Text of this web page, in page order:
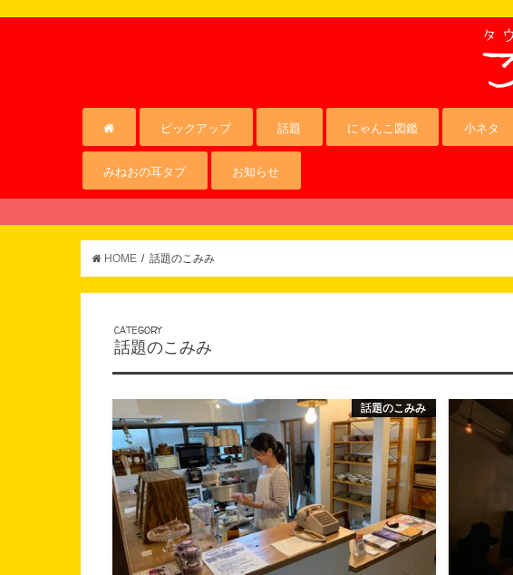
ピックアップ 話題 にゃんこ図鑑 小ネタ
みねおの耳タブ お知らせ
HOME 話題のこみみ
CATEGORY
話題のこみみ
話題のこみみ